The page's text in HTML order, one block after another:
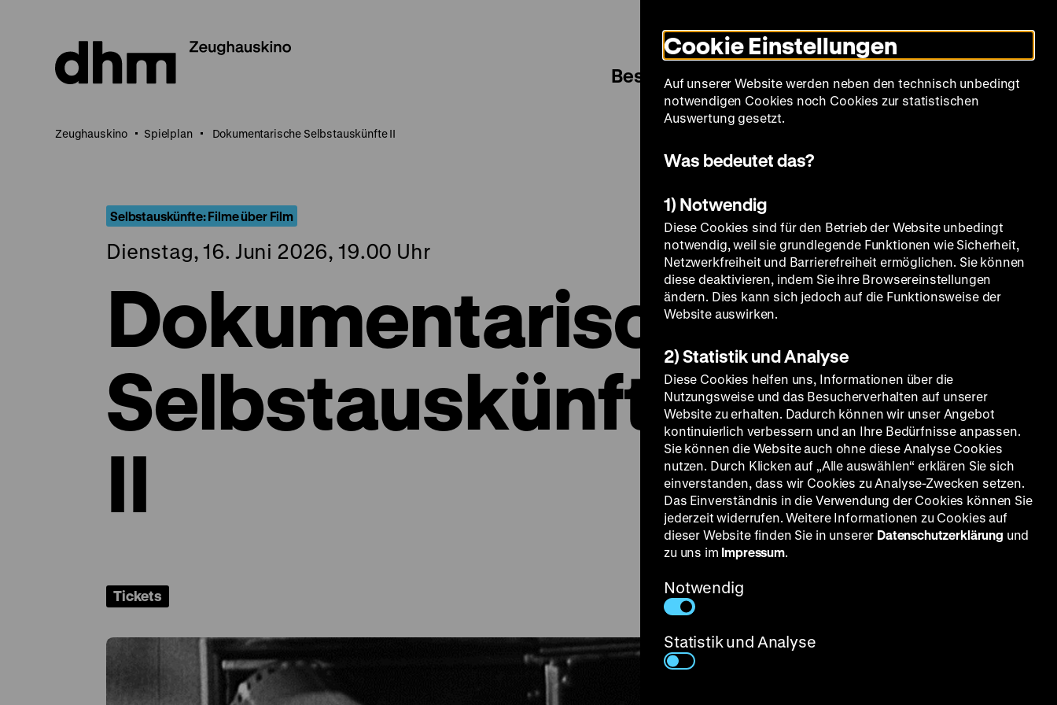
Seiteninhalt
springen
Modus
umschalten
Sprache
Besuch Spielplan Filmreihen Über uns
Zeughauskino Spielplan Dokumentarische Selbstauskünfte II
Selbstauskünfte: Filme über Film
Dienstag, 16. Juni 2026, 19.00 Uhr
Dokumentarische
Selbstauskünfte
II
Tickets
Cookie Einstellungen
Auf unserer Website werden neben den technisch unbedingt
notwendigen Cookies noch Cookies zur statistischen
Auswertung gesetzt.
Was bedeutet das?
1) Notwendig
Diese Cookies sind für den Betrieb der Website unbedingt
notwendig, weil sie grundlegende Funktionen wie Sicherheit,
Netzwerkfreiheit und Barrierefreiheit ermöglichen. Sie können
diese deaktivieren, indem Sie ihre Browsereinstellungen
ändern. Dies kann sich jedoch auf die Funktionsweise der
Website auswirken.
2) Statistik und Analyse
Diese Cookies helfen uns, Informationen über die
Nutzungsweise und das Besucherverhalten auf unserer
Website zu erhalten. Dadurch können wir unser Angebot
kontinuierlich verbessern und an Ihre Bedürfnisse anpassen.
Sie können die Website auch ohne diese Analyse Cookies
nutzen. Durch Klicken auf „Alle auswählen“ erklären Sie sich
einverstanden, dass wir Cookies zu Analyse-Zwecken setzen.
Das Einverständnis in die Verwendung der Cookies können Sie
jederzeit widerrufen. Weitere Informationen zu Cookies auf
dieser Website finden Sie in unserer Datenschutzerklärung und
zu uns im Impressum.
Notwendig
Statistik und Analyse